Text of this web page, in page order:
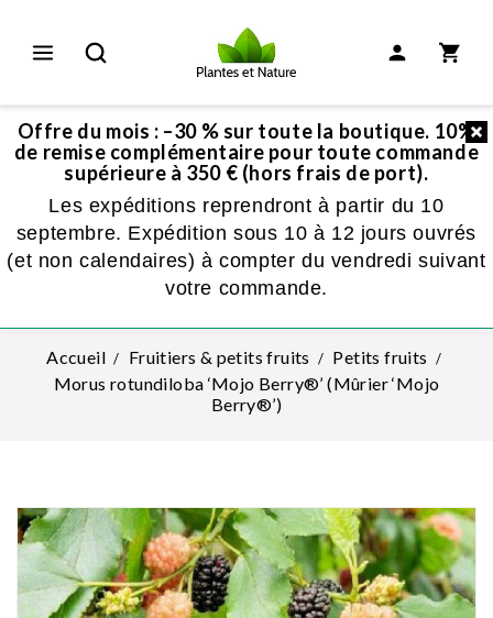
Offre du mois : –30 % sur toute la boutique. 10%
de remise complémentaire pour toute commande
supérieure à 350 € (hors frais de port).
Les expéditions reprendront à partir du 10
septembre. Expédition sous 10 à 12 jours ouvrés
(et non calendaires) à compter du vendredi suivant
votre commande.
Accueil Fruitiers & petits fruits
Petits fruits
Morus rotundiloba ‘Mojo Berry®’ (Mûrier ‘Mojo
Berry®’)